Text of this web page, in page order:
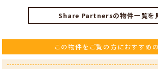
Share Partnersの物件一覧を
この物件をご覧の方におすすめ